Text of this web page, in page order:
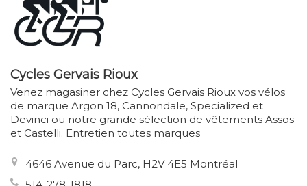
Cycles Gervais Rioux
Venez magasiner chez Cycles Gervais Rioux vos vélos
de marque Argon 18, Cannondale, Specialized et
Devinci ou notre grande sélection de vêtements Assos
et Castelli. Entretien toutes marques
4646 Avenue du Parc, H2V 4E5 Montréal